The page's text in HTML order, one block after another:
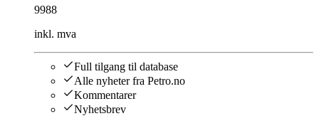
9988
inkl. mva
Full tilgang til database
Alle nyheter fra Petro.no
Kommentarer
Nyhetsbrev